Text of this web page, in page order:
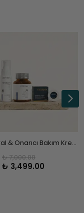
Renewal & Onarıcı Bakım Kremi & 4M Capsule AHCC Takviye Gıda Set
₺ 7,000.00
₺ 3,499.00